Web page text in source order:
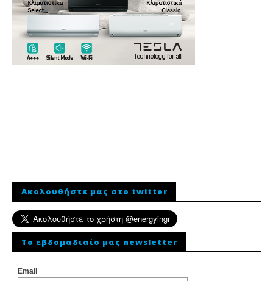
Ακολουθήστε μας στο twitter
To εβδομαδιαίο μας newsletter
Email